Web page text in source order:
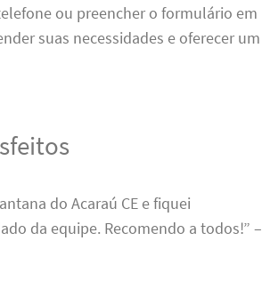
ou preencher o formulário em
suas necessidades e oferecer um
do Acaraú CE e fiquei
da equipe. Recomendo a todos!” –